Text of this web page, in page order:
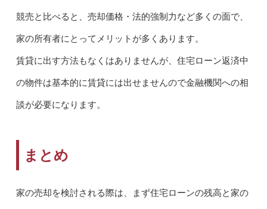
競売と比べると、売却価格・法的強制力など多くの面で、
家の所有者にとってメリットが多くあります。
賃貸に出す方法もなくはありませんが、住宅ローン返済中
の物件は基本的に賃貸には出せませんので金融機関への相
談が必要になります。
まとめ
家の売却を検討される際は、まず住宅ローンの残高と家の